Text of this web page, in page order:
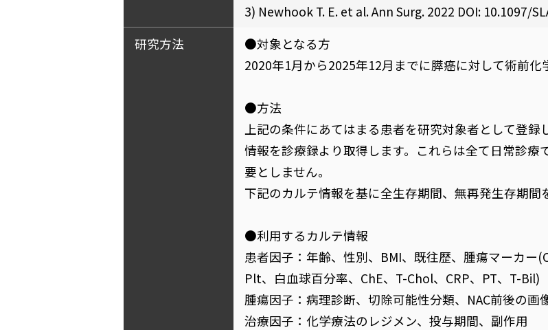
3) Newhook T. E. et al. Ann Surg. 2022 DOI: 10.1097/
研究方法
●対象となる方
2020年1月から2025年12月までに膵癌に対して術前
●方法
上記の条件にあてはまる患者を研究対象者として登
情報を診療録より取得します。これらは全て日常診
要としません。
下記のカルテ情報を基に全生存期間、無再発生存期間
●利用するカルテ情報
患者因子：年齢、性別、BMI、既往歴、腫瘍マーカー
Plt、白血球百分率、ChE、T-Chol、CRP、PT、T-Bil)
腫瘍因子：病理診断、切除可能性分類、NAC前後の画
治療因子：化学療法のレジメン、投与期間、副作用